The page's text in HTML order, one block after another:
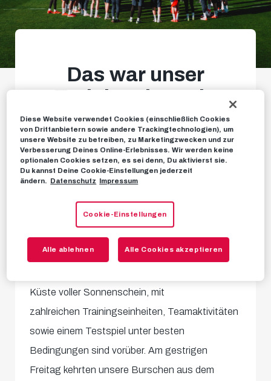
Das war unser
Trainingslager in
Portugal
RBS-TV-Clip gibt finale
Einblicke
Küste voller Sonnenschein, mit
zahlreichen Trainingseinheiten, Teamaktivitäten
sowie einem Testspiel unter besten
Bedingungen sind vorüber. Am gestrigen
Freitag kehrten unsere Burschen aus dem
Diese Website verwendet Cookies (einschließlich Cookies
von Drittanbietern sowie andere Trackingtechnologien), um
unsere Website zu betreiben, zu Marketingzwecken und zur
Verbesserung Deines Online-Erlebnisses. Wir werden keine
optionalen Cookies setzen, es sei denn, Du aktivierst sie.
Du kannst Deine Cookie-Einstellungen jederzeit
ändern. Datenschutz Impressum
Cookie-Einstellungen
Alle ablehnen Alle Cookies akzeptieren